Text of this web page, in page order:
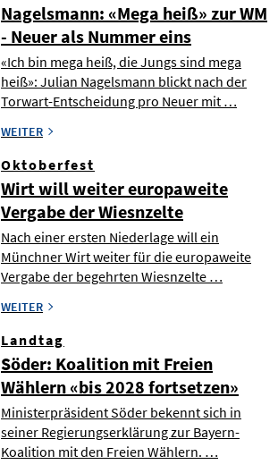
Nagelsmann: «Mega heiß» zur WM
- Neuer als Nummer eins
«Ich bin mega heiß, die Jungs sind mega
heiß»: Julian Nagelsmann blickt nach der
Torwart-Entscheidung pro Neuer mit …
WEITER
Oktoberfest
Wirt will weiter europaweite
Vergabe der Wiesnzelte
Nach einer ersten Niederlage will ein
Münchner Wirt weiter für die europaweite
Vergabe der begehrten Wiesnzelte …
WEITER
Landtag
Söder: Koalition mit Freien
Wählern «bis 2028 fortsetzen»
Ministerpräsident Söder bekennt sich in
seiner Regierungserklärung zur Bayern-
Koalition mit den Freien Wählern. …